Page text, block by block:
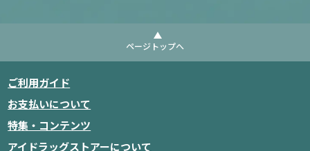
ページトップへ
ご利用ガイド
お支払いについて
特集・コンテンツ
アイドラッグストアーについて